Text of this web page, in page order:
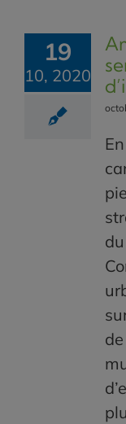
19
10, 2020